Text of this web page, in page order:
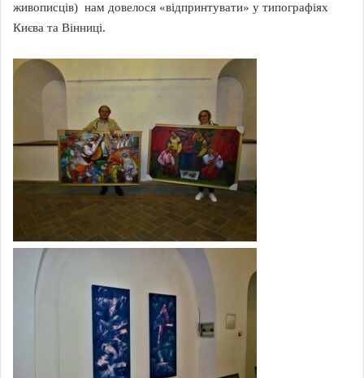
живописців) нам довелося «відпринтувати» у типографіях
Києва та Вінниці.